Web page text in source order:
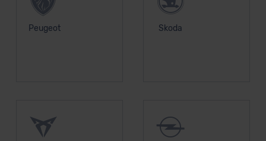
Standarddatenschutzklauseln (Art. 46 Abs. 2 lit. c
DSGVO) oder wenn Sie hierzu Ihre Einwilligung freiwillig
Peugeot Skoda